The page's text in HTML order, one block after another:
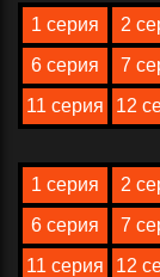
1 серия 2
6 серия
7
11 серия
12
1 серия 2
6 серия
7
11 серия
12